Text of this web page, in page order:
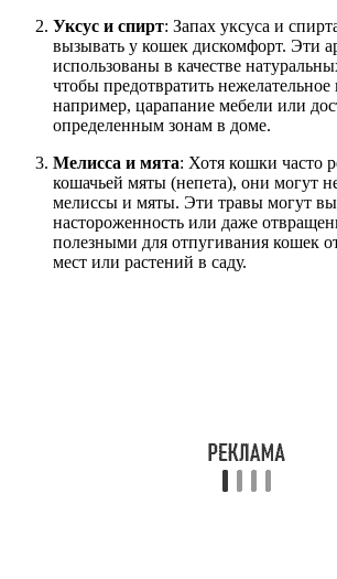
Уксус и спирт: Запах уксуса и
вызывать у кошек дискомфорт. Эти
использованы в качестве
чтобы предотвратить нежелательное
например, царапание мебели или
определенным зонам в доме.
Мелисса и мята: Хотя кошки часто
кошачьей мяты (непета), они могут
мелиссы и мяты. Эти травы могут
настороженность или даже
полезными для отпугивания кошек
мест или растений в саду.